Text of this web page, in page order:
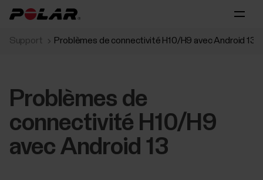
Support Problèmes de connectivité H10/H9 avec Android 13
Problèmes de
connectivité H10/H9
avec Android 13